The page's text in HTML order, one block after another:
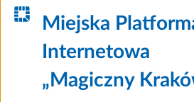
Miejska
Internetowa
„Magiczny